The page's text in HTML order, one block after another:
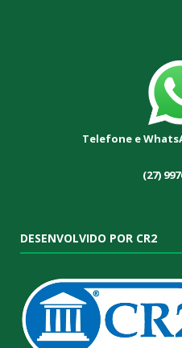
Telefone e
(27)
DESENVOLVIDO POR CR2